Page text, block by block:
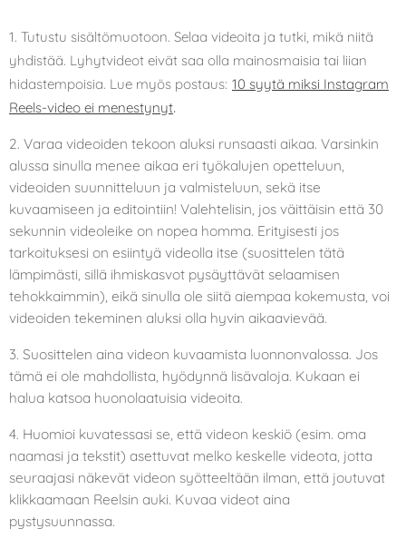
1. Tutustu sisältömuotoon. Selaa videoita ja tutki, mikä niitä
yhdistää. Lyhytvideot eivät saa olla mainosmaisia tai liian
hidastempoisia. Lue myös postaus: 10 syytä miksi Instagram
Reels-video ei menestynyt.
2. Varaa videoiden tekoon aluksi runsaasti aikaa. Varsinkin
alussa sinulla menee aikaa eri työkalujen opetteluun,
videoiden suunnitteluun ja valmisteluun, sekä itse
kuvaamiseen ja editointiin! Valehtelisin, jos väittäisin että 30
sekunnin videoleike on nopea homma. Erityisesti jos
tarkoituksesi on esiintyä videolla itse (suosittelen tätä
lämpimästi, sillä ihmiskasvot pysäyttävät selaamisen
tehokkaimmin), eikä sinulla ole siitä aiempaa kokemusta, voi
videoiden tekeminen aluksi olla hyvin aikaavievää.
3. Suosittelen aina videon kuvaamista luonnonvalossa. Jos
tämä ei ole mahdollista, hyödynnä lisävaloja. Kukaan ei
halua katsoa huonolaatuisia videoita.
4. Huomioi kuvatessasi se, että videon keskiö (esim. oma
naamasi ja tekstit) asettuvat melko keskelle videota, jotta
seuraajasi näkevät videon syötteeltään ilman, että joutuvat
klikkaamaan Reelsin auki. Kuvaa videot aina
pystysuunnassa.